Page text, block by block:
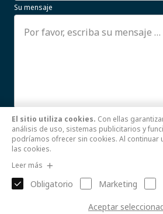
Su mensaje
Estoy de acuerdo con el uso de
Leer más
El sitio utiliza cookies. Con ellas
análisis de uso, sistemas publicitarios y
podríamos ofrecer sin cookies. Al continuar
las cookies.
Leer más
Obligatorio Marketing
Aceptar